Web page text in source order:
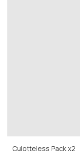
Culotteless Pack x2